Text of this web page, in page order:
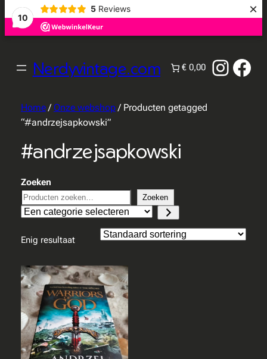
10
5 Reviews ×
Nerdyvintage.com € 0,00
Home/ Onze webshop/ Producten getagged
“#andrzejsapkowski”
#andrzejsapkowski
Zoeken
Zoeken
Een
selecteren
Enig resultaat